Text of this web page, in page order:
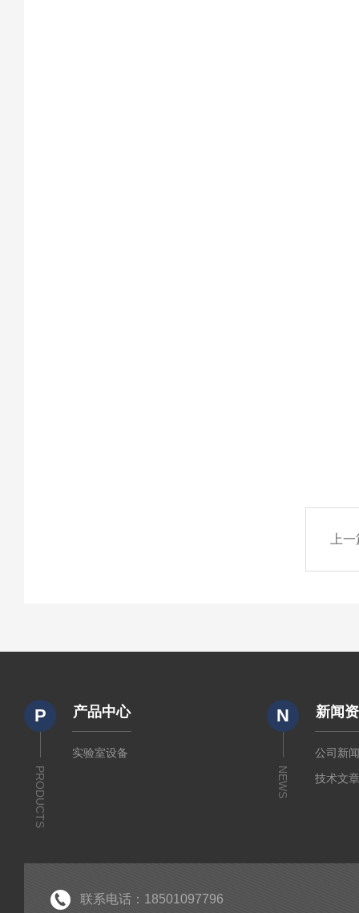
上
P
PRODUCTS
产品中心
实验室设备
N
NEWS
新闻
公司新
技术文
联系电话：18501097796